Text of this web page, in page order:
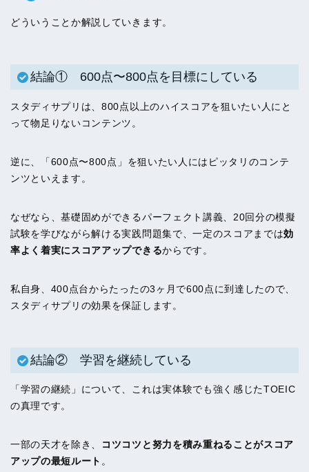
どういうことか解説していきます。
結論① 600点〜800点を目標にしている
スタディサプリは、800点以上のハイスコアを狙いたい人にと
って物足りないコンテンツ。
逆に、「600点〜800点」を狙いたい人にはピッタリのコンテ
ンツといえます。
なぜなら、基礎固めができるパーフェクト講義、20回分の模擬
試験を学びながら解ける実践問題集で、一定のスコアまでは効
率よく着実にスコアアップできるからです。
私自身、400点台からたったの3ヶ月で600点に到達したので、
スタディサプリの効果を保証します。
結論② 学習を継続している
「学習の継続」について、これは実体験でも強く感じたTOEIC
の真理です。
一部の天才を除き、
コツコツと努力を積み重ねることがスコア
アップの最短ルート 。